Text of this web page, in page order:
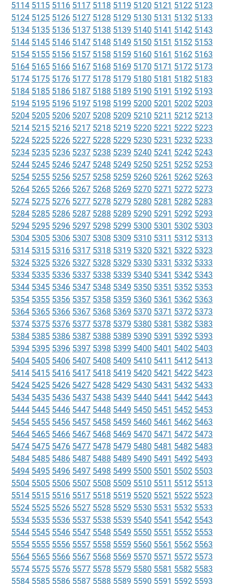
5114 5115 5116 5117 5118 5119 5120 5121 5122 5123
5124 5125 5126 5127 5128 5129 5130 5131 5132 5133
5134 5135 5136 5137 5138 5139 5140 5141 5142 5143
5144 5145 5146 5147 5148 5149 5150 5151 5152 5153
5154 5155 5156 5157 5158 5159 5160 5161 5162 5163
5164 5165 5166 5167 5168 5169 5170 5171 5172 5173
5174 5175 5176 5177 5178 5179 5180 5181 5182 5183
5184 5185 5186 5187 5188 5189 5190 5191 5192 5193
5194 5195 5196 5197 5198 5199 5200 5201 5202 5203
5204 5205 5206 5207 5208 5209 5210 5211 5212 5213
5214 5215 5216 5217 5218 5219 5220 5221 5222 5223
5224 5225 5226 5227 5228 5229 5230 5231 5232 5233
5234 5235 5236 5237 5238 5239 5240 5241 5242 5243
5244 5245 5246 5247 5248 5249 5250 5251 5252 5253
5254 5255 5256 5257 5258 5259 5260 5261 5262 5263
5264 5265 5266 5267 5268 5269 5270 5271 5272 5273
5274 5275 5276 5277 5278 5279 5280 5281 5282 5283
5284 5285 5286 5287 5288 5289 5290 5291 5292 5293
5294 5295 5296 5297 5298 5299 5300 5301 5302 5303
5304 5305 5306 5307 5308 5309 5310 5311 5312 5313
5314 5315 5316 5317 5318 5319 5320 5321 5322 5323
5324 5325 5326 5327 5328 5329 5330 5331 5332 5333
5334 5335 5336 5337 5338 5339 5340 5341 5342 5343
5344 5345 5346 5347 5348 5349 5350 5351 5352 5353
5354 5355 5356 5357 5358 5359 5360 5361 5362 5363
5364 5365 5366 5367 5368 5369 5370 5371 5372 5373
5374 5375 5376 5377 5378 5379 5380 5381 5382 5383
5384 5385 5386 5387 5388 5389 5390 5391 5392 5393
5394 5395 5396 5397 5398 5399 5400 5401 5402 5403
5404 5405 5406 5407 5408 5409 5410 5411 5412 5413
5414 5415 5416 5417 5418 5419 5420 5421 5422 5423
5424 5425 5426 5427 5428 5429 5430 5431 5432 5433
5434 5435 5436 5437 5438 5439 5440 5441 5442 5443
5444 5445 5446 5447 5448 5449 5450 5451 5452 5453
5454 5455 5456 5457 5458 5459 5460 5461 5462 5463
5464 5465 5466 5467 5468 5469 5470 5471 5472 5473
5474 5475 5476 5477 5478 5479 5480 5481 5482 5483
5484 5485 5486 5487 5488 5489 5490 5491 5492 5493
5494 5495 5496 5497 5498 5499 5500 5501 5502 5503
5504 5505 5506 5507 5508 5509 5510 5511 5512 5513
5514 5515 5516 5517 5518 5519 5520 5521 5522 5523
5524 5525 5526 5527 5528 5529 5530 5531 5532 5533
5534 5535 5536 5537 5538 5539 5540 5541 5542 5543
5544 5545 5546 5547 5548 5549 5550 5551 5552 5553
5554 5555 5556 5557 5558 5559 5560 5561 5562 5563
5564 5565 5566 5567 5568 5569 5570 5571 5572 5573
5574 5575 5576 5577 5578 5579 5580 5581 5582 5583
5584 5585 5586 5587 5588 5589 5590 5591 5592 5593